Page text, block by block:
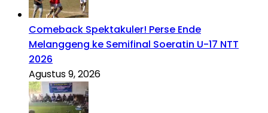
Comeback Spektakuler! Perse Ende
Melanggeng ke Semifinal Soeratin U-17 NTT
2026
Agustus 9, 2026